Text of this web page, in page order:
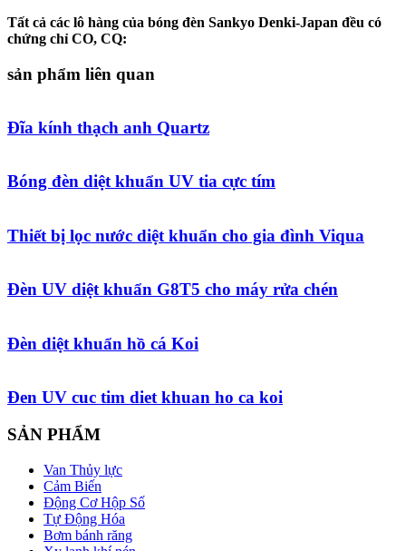
Tất cả các lô hàng của bóng đèn Sankyo Denki-Japan đều có
chứng chỉ CO, CQ:
sản phẩm liên quan
Đĩa kính thạch anh Quartz
Bóng đèn diệt khuẩn UV tia cực tím
Thiết bị lọc nước diệt khuẩn cho gia đình Viqua
Đèn UV diệt khuẩn G8T5 cho máy rửa chén
Đèn diệt khuẩn hồ cá Koi
Đen UV cuc tim diet khuan ho ca koi
SẢN PHẨM
Van Thủy lực
Cảm Biến
Động Cơ Hộp Số
Tự Động Hóa
Bơm bánh răng